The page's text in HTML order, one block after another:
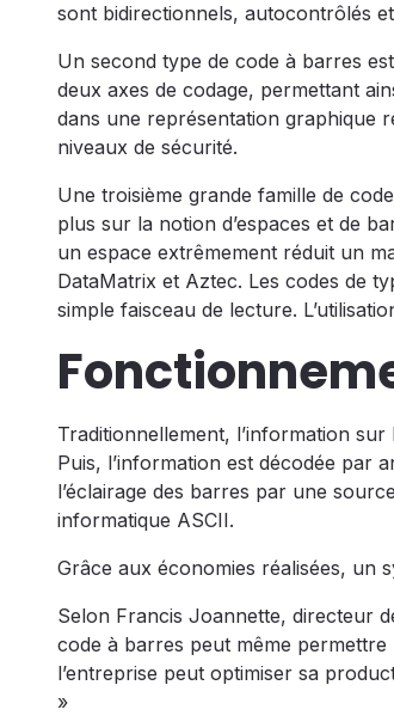
sont bidirectionnels, autocontrôlés
Un second type de code à barres
deux axes de codage, permettant
dans une représentation graphique
niveaux de sécurité.
Une troisième grande famille de
plus sur la notion d’espaces et de
un espace extrêmement réduit un
DataMatrix et Aztec. Les codes de
simple faisceau de lecture.
Traditionnellement, l’information
Puis, l’information est décodée par
l’éclairage des barres par une
informatique ASCII.
Grâce aux économies réalisées, un
Selon Francis Joannette, directeur
code à barres peut même
l’entreprise peut optimiser sa
»